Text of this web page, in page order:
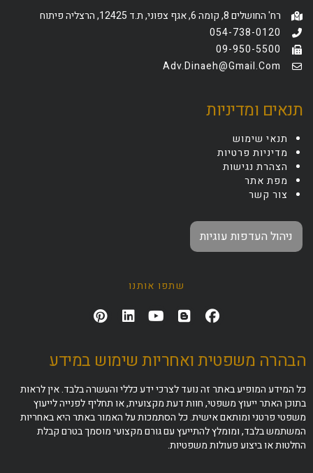
רח' החושלים 8, קומה 6, אגף צפוני, ת.ד 12425, הרצליה פיתוח
054-738-0120
09-950-5500
Adv.dinaeh@gmail.com
תנאים ומדיניות
תנאי שימוש
מדיניות פרטיות
הצהרת נגישות
מפת אתר
צור קשר
ניהול העדפות עוגיות
שתפו אותנו
הבהרה משפטית ואחריות שימוש במידע
כל המידע המופיע באתר זה נועד לצרכי ידע כללי והעשרה בלבד. אין לראות
בתוכן האתר ייעוץ משפטי, חוות דעת מקצועית, או תחליף לפנייה לייעוץ
משפטי פרטני ומותאם אישית. כל הסתמכות על האמור באתר היא באחריות
המשתמש בלבד, ומומלץ להתייעץ עם גורם מקצועי מוסמך בטרם קבלת
החלטות או ביצוע פעולות משפטיות.